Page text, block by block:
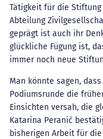
Tätigkeit für die
Abteilung
geprägt ist auch ihr
glückliche Fügung ist,
immer noch neue
Man könnte sagen,
Podiumsrunde die
Einsichten versah, die
Katarina Peranić
bisherigen Arbeit für